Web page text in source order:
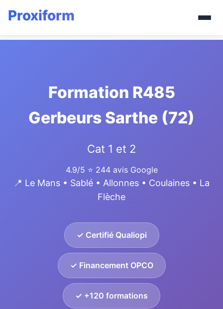
Formation R485
Gerbeurs Sarthe (72)
Cat 1 et 2
4.9/5 ⭐ 244 avis Google
📍 Le Mans • Sablé • Allonnes • Coulaines • La
Flèche
✓ Certifié Qualiopi
✓ Financement OPCO
✓ +120 formations